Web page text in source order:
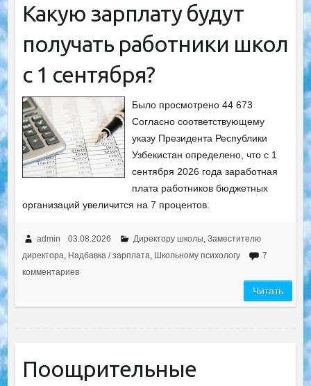
Какую зарплату будут
получать работники школ
с 1 сентября?
Было просмотрено 44 673
Согласно соответствующему
указу Президента Республики
Узбекистан определено, что с 1
сентября 2026 года заработная
плата работников бюджетных
организаций увеличится на 7 процентов.
admin 03.08.2026 Директору школы, Заместителю
директора, Надбавка / зарплата, Школьному психологу
7
комментариев
Читать
Поощрительные